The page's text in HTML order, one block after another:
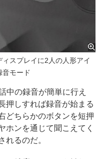
スプレイに2人の人形アイ
音モード
中の録音が簡単に行え
押しすれば録音が始まる
どちらかのボタンを短押
ホンを通じて聞こえてく
れるのだ。